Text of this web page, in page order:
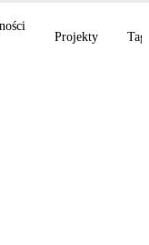
Projekty Tagi